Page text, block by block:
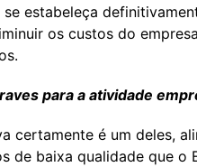
estabeleça
os custos do
para a atividade
certamente é um deles,
de baixa qualidade que o